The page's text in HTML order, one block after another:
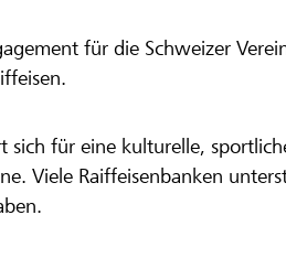
für die Schweizer
sich für eine kulturelle,
Viele Raiffeisenbanken